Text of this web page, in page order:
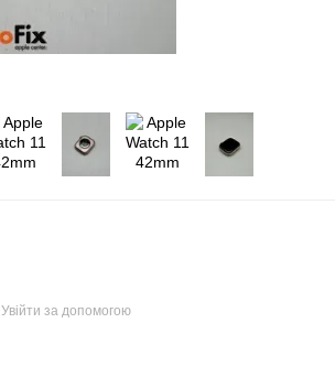
Увійти за допомогою